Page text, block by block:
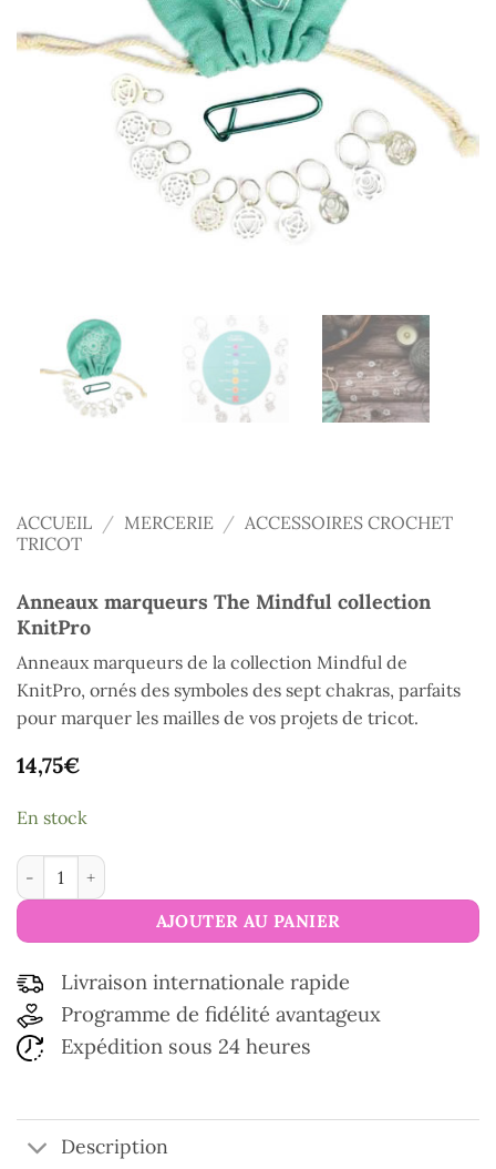
ACCUEIL / MERCERIE / ACCESSOIRES CROCHET
TRICOT
Anneaux marqueurs The Mindful collection
KnitPro
Anneaux marqueurs de la collection Mindful de
KnitPro, ornés des symboles des sept chakras, parfaits
pour marquer les mailles de vos projets de tricot.
14,75€
En stock
quantité de Anneaux marqueurs The Mindful collection
AJOUTER AU PANIER
Livraison internationale rapide
Programme de fidélité avantageux
Expédition sous 24 heures
Description